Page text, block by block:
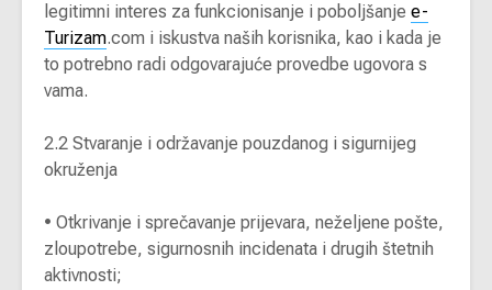
legitimni interes za funkcionisanje i poboljšanje e-
Turizam.com i iskustva naših korisnika, kao i kada je
to potrebno radi odgovarajuće provedbe ugovora s
vama.
2.2 Stvaranje i održavanje pouzdanog i sigurnijeg
okruženja
• Otkrivanje i sprečavanje prijevara, neželjene pošte,
zloupotrebe, sigurnosnih incidenata i drugih štetnih
aktivnosti;